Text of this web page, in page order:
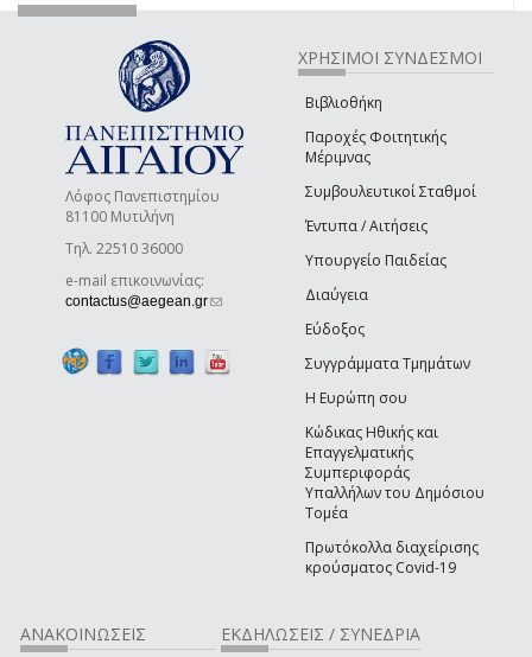
Λόφος Πανεπιστημίου
81100 Μυτιλήνη
Τηλ. 22510 36000
e-mail επικοινωνίας:
contactus@aegean.gr(link sends e-mail)
ΧΡΗΣΙΜΟΙ ΣΥΝΔΕΣΜΟΙ
Βιβλιοθήκη
Παροχές Φοιτητικής
Μέριμνας
Συμβουλευτικοί Σταθμοί
Έντυπα / Αιτήσεις
Υπουργείο Παιδείας
Διαύγεια
Εύδοξος
Συγγράμματα Τμημάτων
Η Ευρώπη σου
Κώδικας Ηθικής και
Επαγγελματικής
Συμπεριφοράς
Υπαλλήλων του Δημόσιου
Τομέα
Πρωτόκολλα διαχείρισης
κρούσματος Covid-19
ΑΝΑΚΟΙΝΩΣΕΙΣ ΕΚΔΗΛΩΣΕΙΣ / ΣΥΝΕΔΡΙΑ